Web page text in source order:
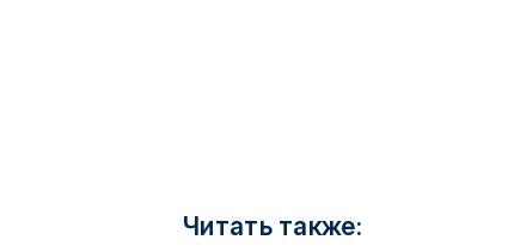
Читать также: